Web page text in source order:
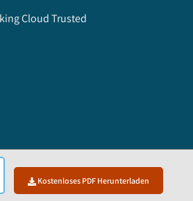
Kostenloses PDF Herunterladen
Cloud Trusted